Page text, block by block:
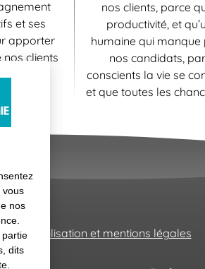
et ses
apporter
clients
nos clients, parce
productivité, et
humaine qui manque
nos candidats,
conscients la vie se
et que toutes les
d'utilisation et mentions légales